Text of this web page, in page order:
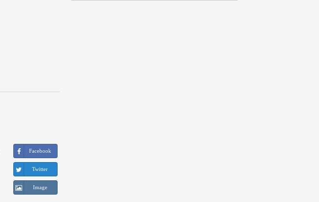
Facebook
Twitter
Image